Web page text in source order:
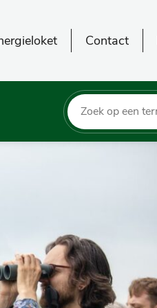
Contact
Zoeken